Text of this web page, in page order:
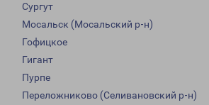
Сургут
Мосальск (Мосальский р-н)
Гофицкое
Гигант
Пурпе
Переложниково (Селивановский р-н)